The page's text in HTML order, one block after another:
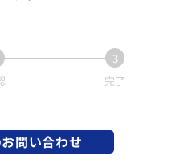
3
完了
問い合わせ